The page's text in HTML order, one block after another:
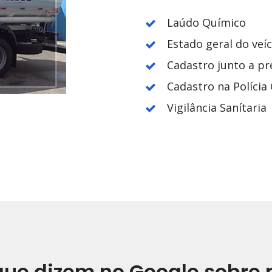
Laúdo Químico
Estado geral do
Cadastro junto a
Cadastro na Polícia
Vigilância Sanítaria